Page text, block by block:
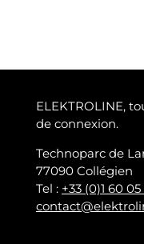
ELEKTROLINE,
de connexion.
Technoparc de
77090 Collégien
Tel : +33 (0)1 60